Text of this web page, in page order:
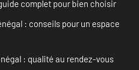
complet pour bien choisir
: conseils pour un espace
: qualité au rendez-vous